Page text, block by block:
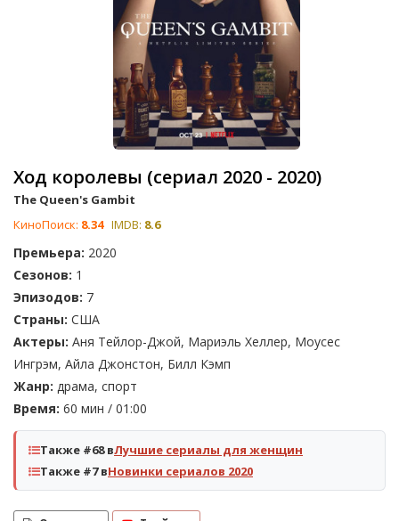
Ход королевы (сериал 2020 - 2020)
The Queen's Gambit
КиноПоиск: 8.34 IMDB: 8.6
Премьера: 2020
Сезонов: 1
Эпизодов: 7
Страны: США
Актеры: Аня Тейлор-Джой, Мариэль Хеллер, Моусес
Ингрэм, Айла Джонстон, Билл Кэмп
Жанр: драма, спорт
Время: 60 мин / 01:00
Также #68 вЛучшие сериалы для женщин
Также #7 вНовинки сериалов 2020